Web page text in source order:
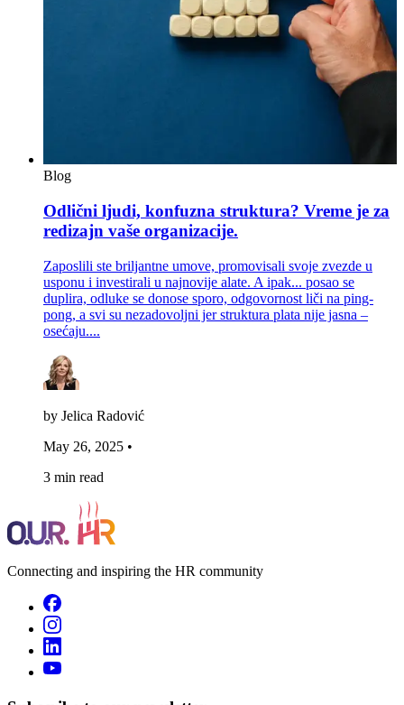
Blog
Odlični ljudi, konfuzna struktura? Vreme je za
redizajn vaše organizacije.
Zaposlili ste briljantne umove, promovisali svoje zvezde u
usponu i investirali u najnovije alate. A ipak... posao se
duplira, odluke se donose sporo, odgovornost liči na ping-
pong, a svi su nezadovoljni jer struktura plata nije jasna –
osećaju....
by Jelica Radović
May 26, 2025 •
3 min read
Connecting and inspiring the HR community